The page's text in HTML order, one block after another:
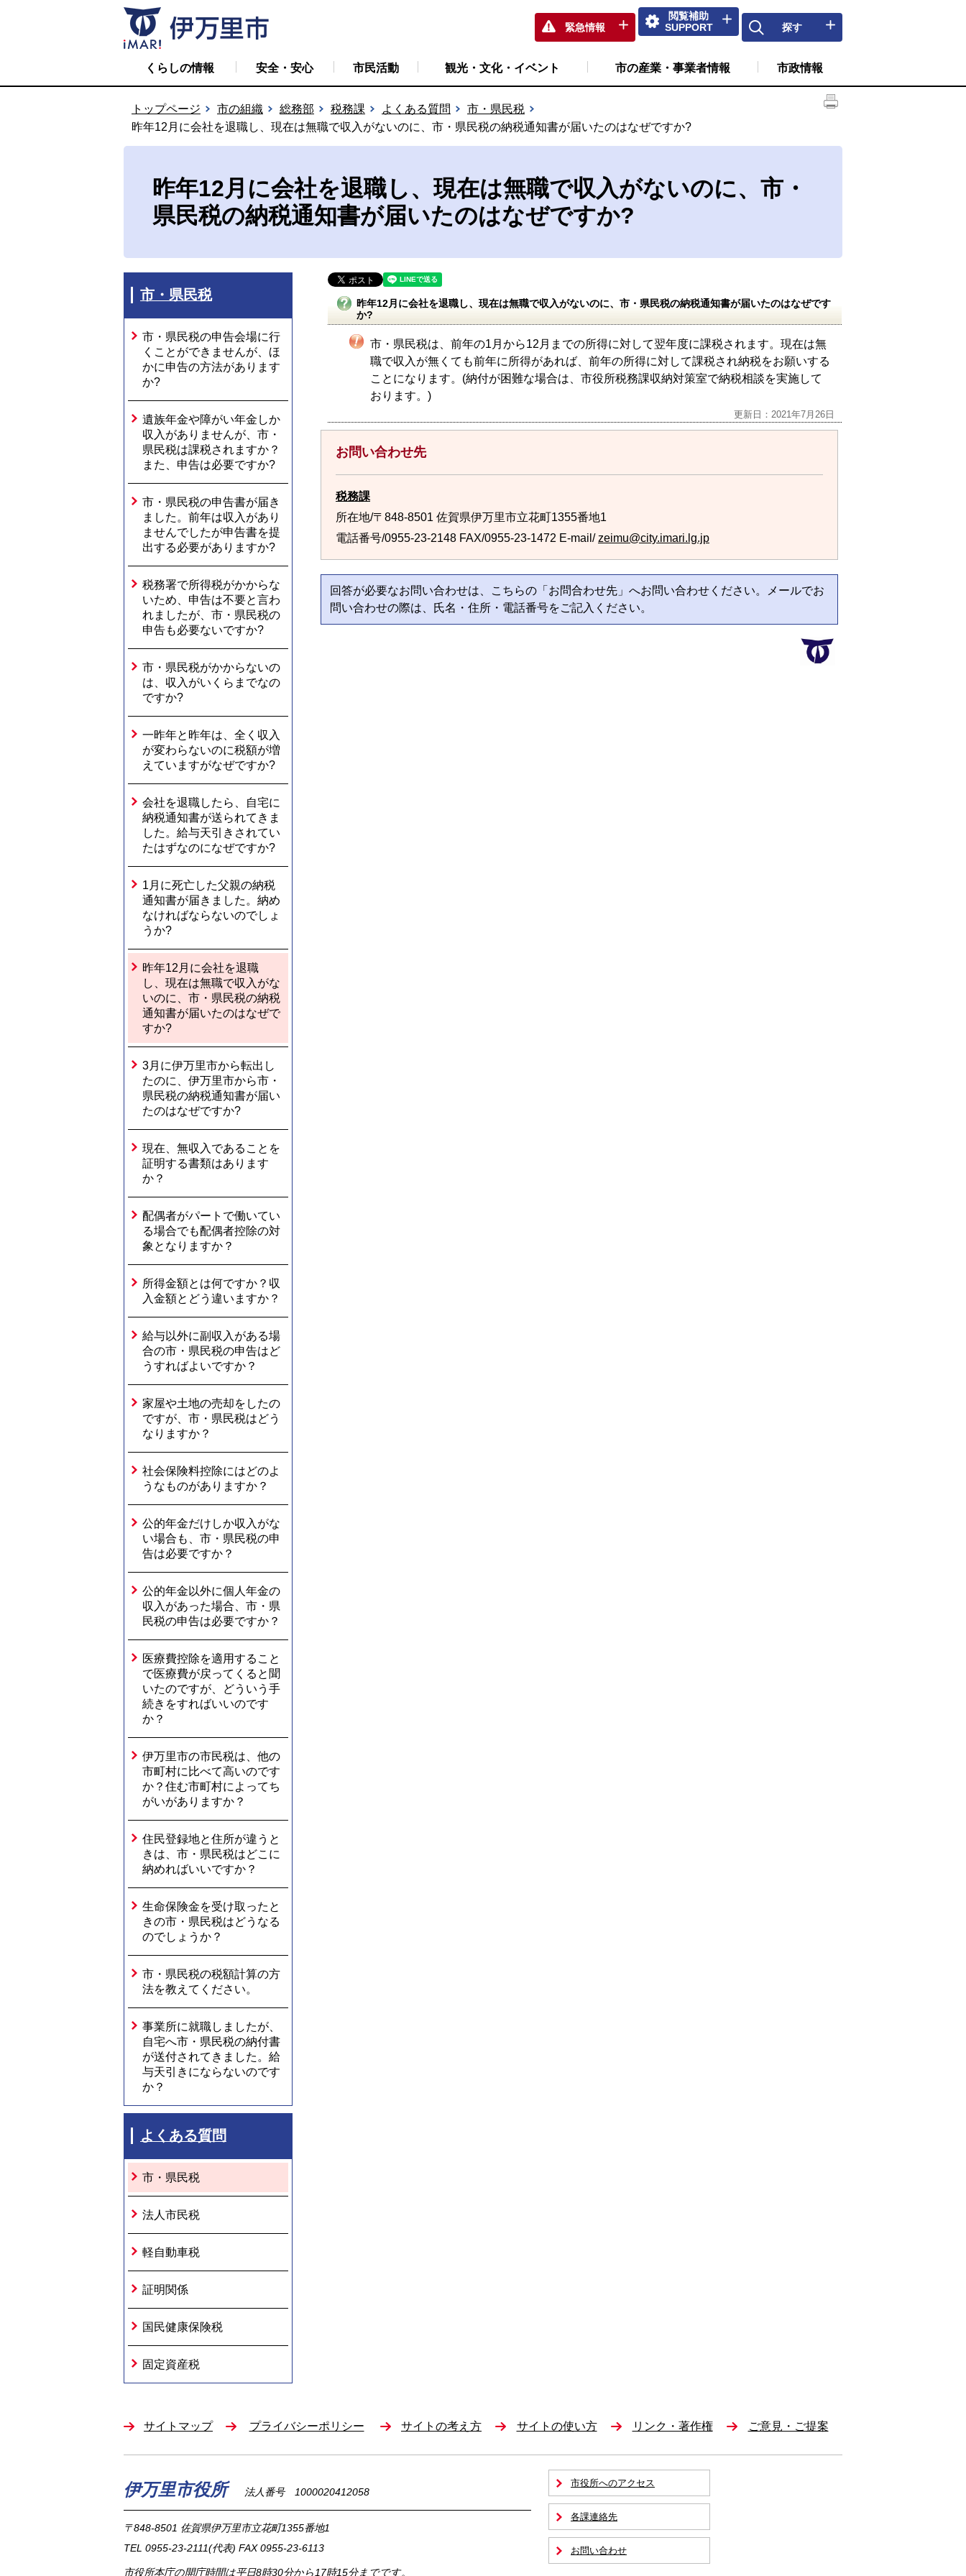
緊急情報
閲覧補助
SUPPORT
探す
くらしの情報 安全・安心 市民活動 観光・文化・イベント 市の産業・事業者情報 市政情報
トップページ 市の組織 総務部 税務課 よくある質問
市・県民税
昨年12月に会社を退職し、現在は無職で収入がないのに、市・県民税の納税通知書が届いたのはなぜですか?
昨年12月に会社を退職し、現在は無職で収入がないのに、市・
県民税の納税通知書が届いたのはなぜですか?
市・県民税
市・県民税の申告会場に行
くことができませんが、ほ
かに申告の方法があります
か?
遺族年金や障がい年金しか
収入がありませんが、市・
県民税は課税されますか？
また、申告は必要ですか?
市・県民税の申告書が届き
ました。前年は収入があり
ませんでしたが申告書を提
出する必要がありますか?
税務署で所得税がかからな
いため、申告は不要と言わ
れましたが、市・県民税の
申告も必要ないですか?
市・県民税がかからないの
は、収入がいくらまでなの
ですか?
一昨年と昨年は、全く収入
が変わらないのに税額が増
えていますがなぜですか?
会社を退職したら、自宅に
納税通知書が送られてきま
した。給与天引きされてい
たはずなのになぜですか?
1月に死亡した父親の納税
通知書が届きました。納め
なければならないのでしょ
うか?
昨年12月に会社を退職
し、現在は無職で収入がな
いのに、市・県民税の納税
通知書が届いたのはなぜで
すか?
3月に伊万里市から転出し
たのに、伊万里市から市・
県民税の納税通知書が届い
たのはなぜですか?
現在、無収入であることを
証明する書類はあります
か？
配偶者がパートで働いてい
る場合でも配偶者控除の対
象となりますか？
所得金額とは何ですか？収
入金額とどう違いますか？
給与以外に副収入がある場
合の市・県民税の申告はど
うすればよいですか？
家屋や土地の売却をしたの
ですが、市・県民税はどう
なりますか？
社会保険料控除にはどのよ
うなものがありますか？
公的年金だけしか収入がな
い場合も、市・県民税の申
告は必要ですか？
公的年金以外に個人年金の
収入があった場合、市・県
民税の申告は必要ですか？
医療費控除を適用すること
で医療費が戻ってくると聞
いたのですが、どういう手
続きをすればいいのです
か？
伊万里市の市民税は、他の
市町村に比べて高いのです
か？住む市町村によってち
がいがありますか？
住民登録地と住所が違うと
きは、市・県民税はどこに
納めればいいですか？
生命保険金を受け取ったと
きの市・県民税はどうなる
のでしょうか？
市・県民税の税額計算の方
法を教えてください。
事業所に就職しましたが、
自宅へ市・県民税の納付書
が送付されてきました。給
与天引きにならないのです
か？
よくある質問
市・県民税
法人市民税
軽自動車税
証明関係
国民健康保険税
固定資産税
昨年12月に会社を退職し、現在は無職で収入がないのに、市・県民税の納税通知書が届いたのはなぜです
か?
市・県民税は、前年の1月から12月までの所得に対して翌年度に課税されます。現在は無
職で収入が無くても前年に所得があれば、前年の所得に対して課税され納税をお願いする
ことになります。(納付が困難な場合は、市役所税務課収納対策室で納税相談を実施して
おります。)
更新日：2021年7月26日
お問い合わせ先
税務課
所在地/〒848-8501 佐賀県伊万里市立花町1355番地1
電話番号/0955-23-2148 FAX/0955-23-1472 E-mail/zeimu@city.imari.lg.jp
回答が必要なお問い合わせは、こちらの「お問合わせ先」へお問い合わせください。メールでお
問い合わせの際は、氏名・住所・電話番号をご記入ください。
サイトマップ プライバシーポリシー サイトの考え方 サイトの使い方 リンク・著作権 ご意見・ご提案
伊万里市役所 法人番号 1000020412058
〒848-8501 佐賀県伊万里市立花町1355番地1
TEL 0955-23-2111(代表) FAX 0955-23-6113
市役所本庁の開庁時間は平日8時30分から17時15分までです。
市役所へのアクセス
各課連絡先
お問い合わせ